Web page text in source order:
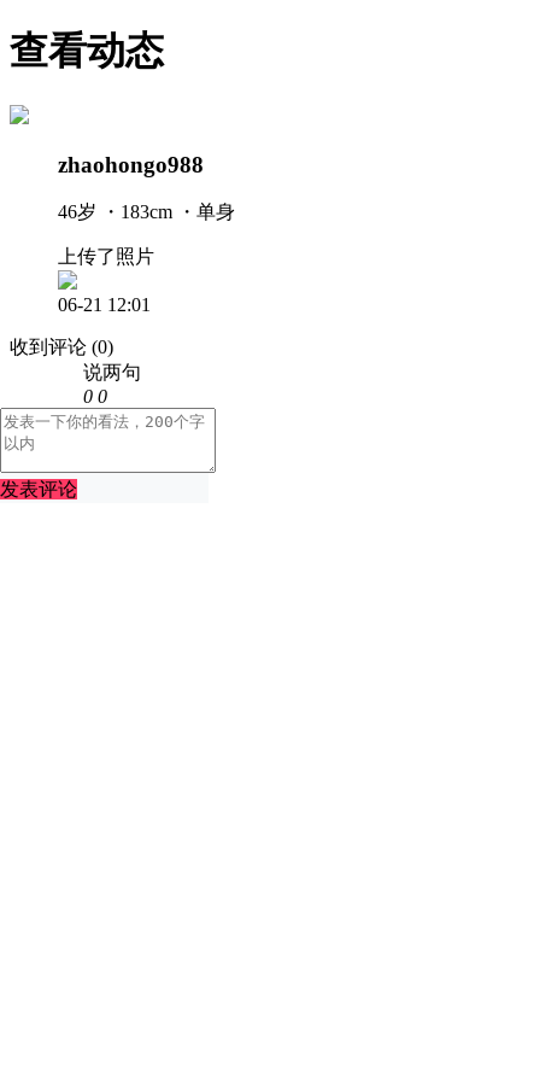
查看动态
zhaohongo988
46岁 ・183cm ・单身
上传了照片
06-21 12:01
收到评论 (0)
说两句
0 0
发表评论